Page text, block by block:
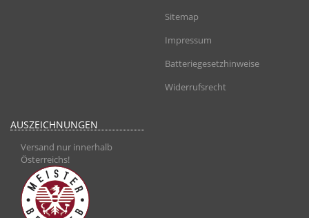
Sitemap
Impressum
Batteriegesetzhinweise
Widerrufsrecht
AUSZEICHNUNGEN
Versand nur innerhalb
Österreichs!